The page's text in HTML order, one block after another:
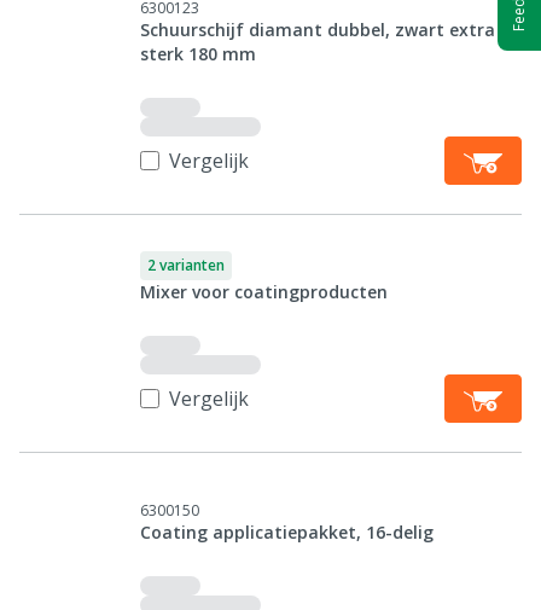
6300123
Schuurschijf diamant dubbel, zwart extra
sterk 180 mm
Vergelijk
2 varianten
Mixer voor coatingproducten
Vergelijk
6300150
Coating applicatiepakket, 16-delig